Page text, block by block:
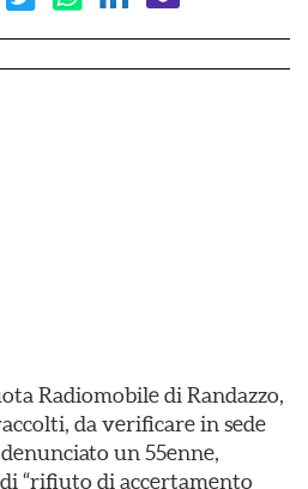
Radiomobile di Randazzo,
da verificare in sede
un 55enne,
“rifiuto di accertamento